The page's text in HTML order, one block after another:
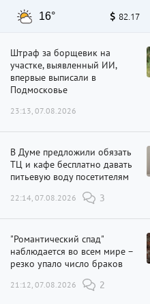
16° 82.17
Штраф за борщевик на
участке, выявленный ИИ,
впервые выписали в
Подмосковье
23:13, 07.08.2026
В Думе предложили обязать
ТЦ и кафе бесплатно давать
питьевую воду посетителям
22:14, 07.08.2026 3
"Романтический спад"
наблюдается во всем мире –
резко упало число браков
21:12, 07.08.2026 2